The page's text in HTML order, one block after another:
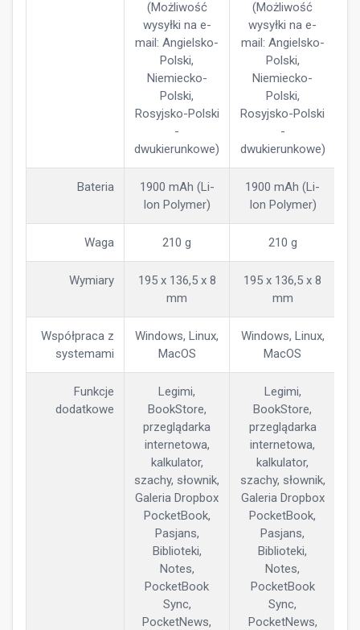
(Możliwość
wysyłki na e-
mail: Angielsko-
Polski,
Niemiecko-
Polski,
Rosyjsko-Polski
-
dwukierunkowe)
(Możliwość
wysyłki na e-
mail: Angielsko-
Polski,
Niemiecko-
Polski,
Rosyjsko-Polski
-
dwukierunkowe)
Bateria
1900 mAh (Li-
Ion Polymer)
1900 mAh (Li-
Ion Polymer)
Waga 210 g 210 g
Wymiary
195 x 136,5 x 8
mm
195 x 136,5 x 8
mm
Współpraca z
systemami
Windows, Linux,
MacOS
Windows, Linux,
MacOS
Funkcje
dodatkowe
Legimi,
BookStore,
przeglądarka
internetowa,
kalkulator,
szachy, słownik,
Galeria Dropbox
PocketBook,
Pasjans,
Biblioteki,
Notes,
PocketBook
Sync,
PocketNews,
Legimi,
BookStore,
przeglądarka
internetowa,
kalkulator,
szachy, słownik,
Galeria Dropbox
PocketBook,
Pasjans,
Biblioteki,
Notes,
PocketBook
Sync,
PocketNews,